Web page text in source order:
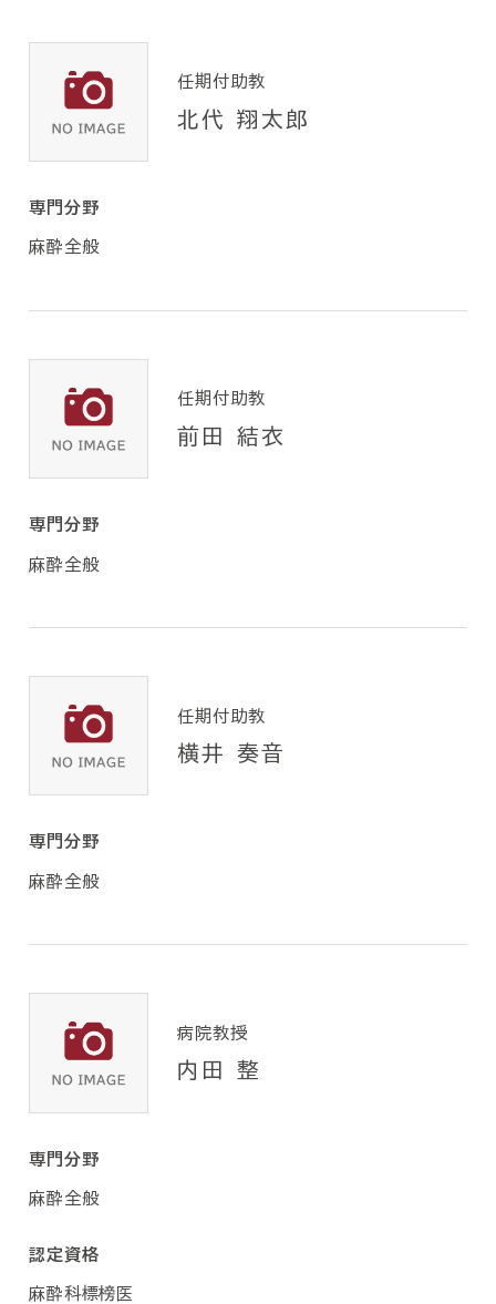
任期付助教
北代 翔太郎
専門分野
麻酔全般
任期付助教
前田 結衣
専門分野
麻酔全般
任期付助教
横井 奏音
専門分野
麻酔全般
病院教授
内田 整
専門分野
麻酔全般
認定資格
麻酔科標榜医